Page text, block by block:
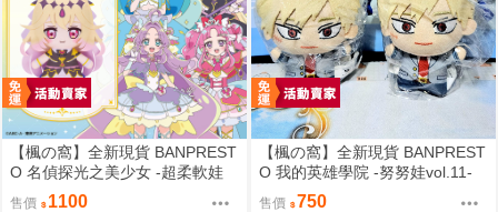
【楓の窩】全新現貨 BANPREST
O 名偵探光之美少女 -超柔軟娃
娃- 森亞露露卡【日版】
售價 1100
【楓の窩】全新現貨 BANPREST
O 我的英雄學院 -努努娃vol.11-
爆豪勝己【日版】
售價 750